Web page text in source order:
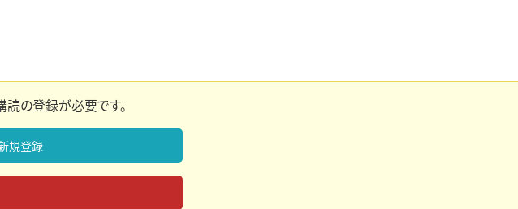
の登録が必要です。
規登録